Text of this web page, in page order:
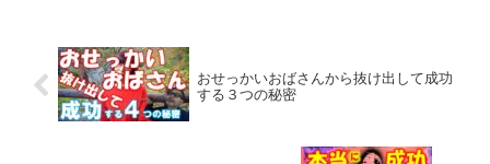
おせっかいおばさんから抜け出して成功
する３つの秘密